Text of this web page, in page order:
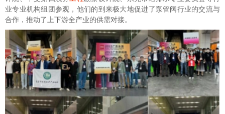
业专业机构组团参观，他们的到来极大地促进了泵管阀行业的交流与
合作，推动了上下游全产业的供需对接。